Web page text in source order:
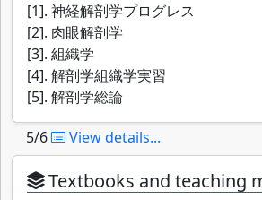
[1]. 神経解剖学プログレス
[2]. 肉眼解剖学
[3]. 組織学
[4]. 解剖学組織学実習
[5]. 解剖学総論
5/6 View details...
Textbooks and teaching